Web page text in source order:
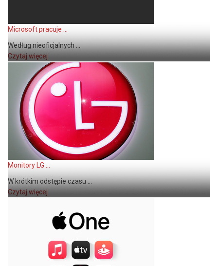
Microsoft pracuje ...
Według nieoficjalnych ...
Czytaj więcej
Monitory LG ...
W krótkim odstępie czasu ...
Czytaj więcej